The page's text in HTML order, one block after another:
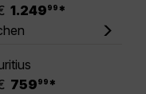
1.249 99 *
759 99 *